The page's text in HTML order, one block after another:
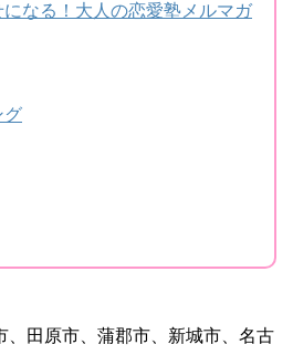
になる！大人の恋愛塾メルマガ
グ
、田原市、蒲郡市、新城市、名古